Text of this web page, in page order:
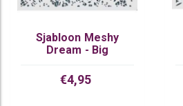
Sjabloon Meshy
Dream - Big
€4,95